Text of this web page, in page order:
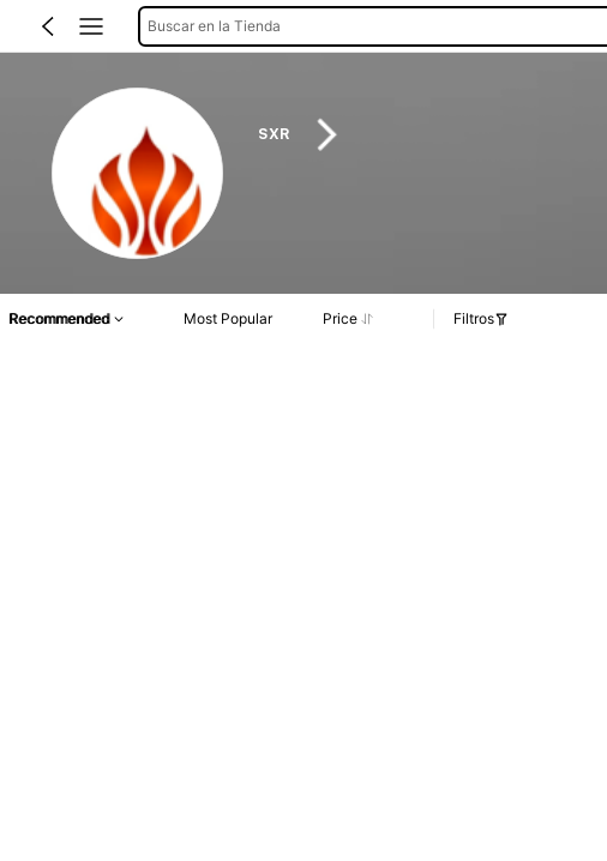
Buscar en la Tienda
SXR
Recommended Most Popular Price Filtros